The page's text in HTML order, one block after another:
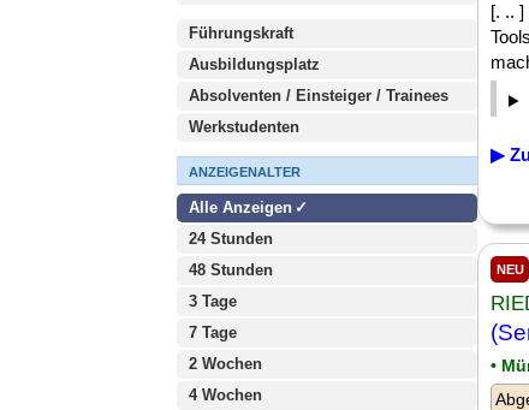
Führungskraft
Ausbildungsplatz
Absolventen / Einsteiger / Trainees
Werkstudenten
ANZEIGENALTER
Alle Anzeigen
24 Stunden
48 Stunden
3 Tage
7 Tage
2 Wochen
4 Wochen
[. ..
▶
NEU
•